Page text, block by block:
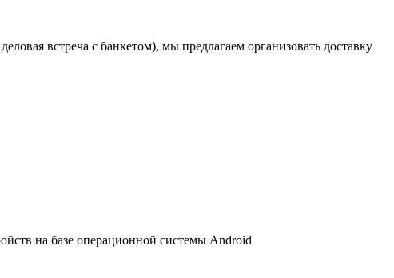
встреча с банкетом), мы предлагаем организовать доставку
на базе операционной системы Android